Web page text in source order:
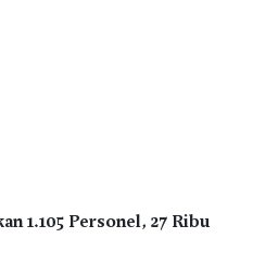
1.105 Personel, 27 Ribu